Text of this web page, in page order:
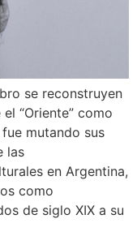
se reconstruyen
“Oriente” como
mutando sus
las
en Argentina,
como
de siglo XIX a su